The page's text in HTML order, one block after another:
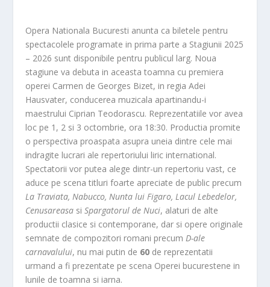
Opera Nationala Bucuresti anunta ca biletele pentru
spectacolele programate in prima parte a Stagiunii 2025
– 2026 sunt disponibile pentru publicul larg. Noua
stagiune va debuta in aceasta toamna cu premiera
operei Carmen de Georges Bizet, in regia Adei
Hausvater, conducerea muzicala apartinandu-i
maestrului Ciprian Teodorascu. Reprezentatiile vor avea
loc pe 1, 2 si 3 octombrie, ora 18:30. Productia promite
o perspectiva proaspata asupra uneia dintre cele mai
indragite lucrari ale repertoriului liric international.
Spectatorii vor putea alege dintr-un repertoriu vast, ce
aduce pe scena titluri foarte apreciate de public precum
La Traviata, Nabucco, Nunta lui Figaro, Lacul Lebedelor,
Cenusareasa siSpargatorul de Nuci, alaturi de alte
productii clasice si contemporane, dar si opere originale
semnate de compozitori romani precumD-ale
carnavalului, nu mai putin de 60 de reprezentatii
urmand a fi prezentate pe scena Operei bucurestene in
lunile de toamna si iarna.